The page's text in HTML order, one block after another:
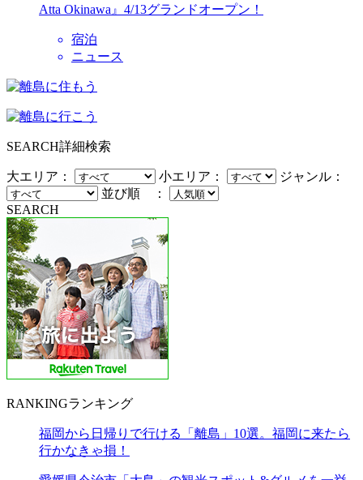
Atta Okinawa』4/13グランドオープン！
宿泊
ニュース
SEARCH詳細検索
大エリア： 小エリア：
ジャンル：
並び順 ：
SEARCH
RANKINGランキング
福岡から日帰りで行ける「離島」10選。福岡に来たら
行かなきゃ損！